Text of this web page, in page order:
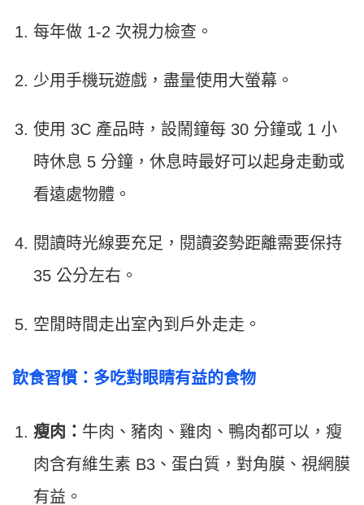
每年做 1-2 次視力檢查。
少用手機玩遊戲，盡量使用大螢幕。
使用 3C 產品時，設鬧鐘每 30 分鐘或 1 小
時休息 5 分鐘，休息時最好可以起身走動或
看遠處物體。
閱讀時光線要充足，閱讀姿勢距離需要保持
35 公分左右。
空閒時間走出室內到戶外走走。
飲食習慣：多吃對眼睛有益的食物
瘦肉： 牛肉、豬肉、雞肉、鴨肉都可以，瘦
肉含有維生素 B3、蛋白質，對角膜、視網膜
有益。